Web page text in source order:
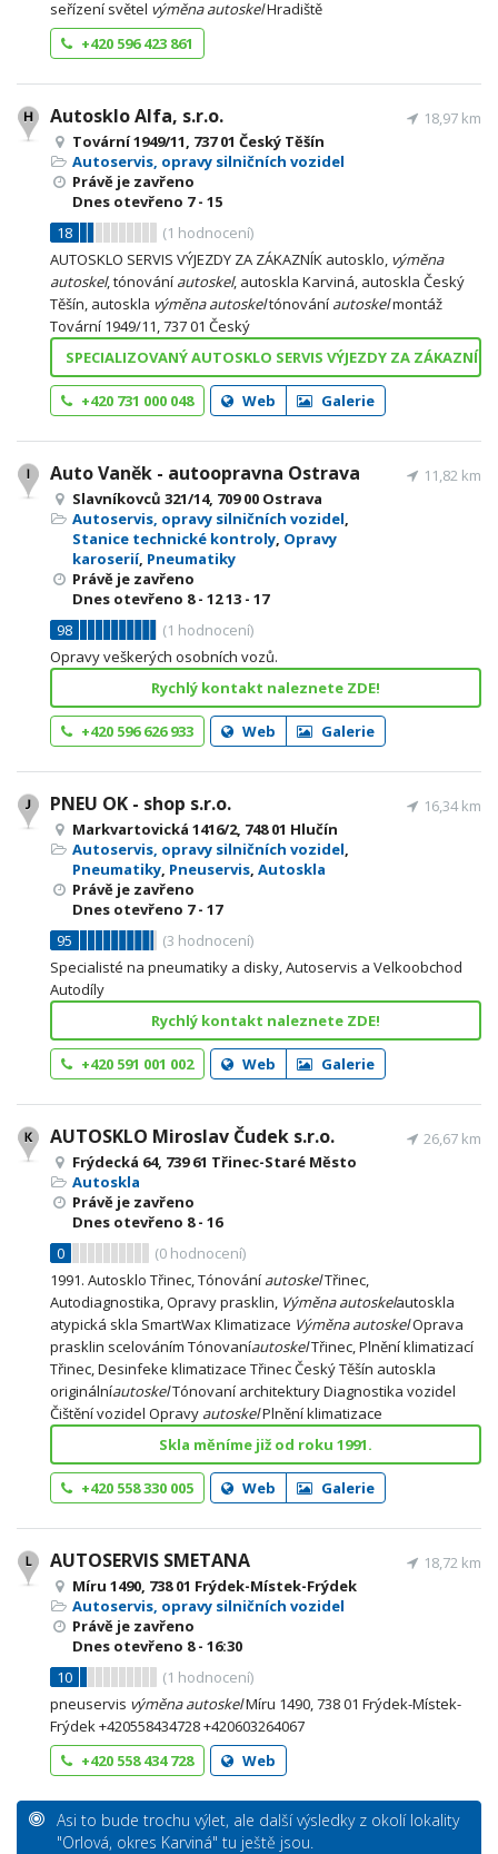
seřízení světel výměna autoskelHradiště
+420 596 423 861
Autosklo Alfa, s.r.o.
Tovární 1949/11, 737 01 Český Těšín
Autoservis, opravy silničních vozidel
Právě je zavřeno
Dnes otevřeno 7 - 15
18
(1 hodnocení)
18,97 km
AUTOSKLO SERVIS VÝJEZDY ZA ZÁKAZNÍK autosklo, výměna
autoskel, tónování autoskel, autoskla Karviná, autoskla Český
Těšín, autoskla výměna autoskeltónování autoskelmontáž
Tovární 1949/11, 737 01 Český
SPECIALIZOVANÝ AUTOSKLO SERVIS VÝJEZDY ZA ZÁKAZNÍK
+420 731 000 048 Web Galerie
Auto Vaněk - autoopravna Ostrava
Slavníkovců 321/14, 709 00 Ostrava
Autoservis, opravy silničních vozidel,
Stanice technické kontroly, Opravy
karoserií, Pneumatiky
Právě je zavřeno
Dnes otevřeno 8 - 1213 - 17
98
(1 hodnocení)
11,82 km
Opravy veškerých osobních vozů.
Rychlý kontakt naleznete ZDE!
+420 596 626 933 Web Galerie
PNEU OK - shop s.r.o.
Markvartovická 1416/2, 748 01 Hlučín
Autoservis, opravy silničních vozidel,
Pneumatiky, Pneuservis, Autoskla
Právě je zavřeno
Dnes otevřeno 7 - 17
95
(3 hodnocení)
16,34 km
Specialisté na pneumatiky a disky, Autoservis a Velkoobchod
Autodíly
Rychlý kontakt naleznete ZDE!
+420 591 001 002 Web Galerie
AUTOSKLO Miroslav Čudek s.r.o.
Frýdecká 64, 739 61 Třinec-Staré Město
Autoskla
Právě je zavřeno
Dnes otevřeno 8 - 16
0
(0 hodnocení)
26,67 km
1991. Autosklo Třinec, Tónování autoskelTřinec,
Autodiagnostika, Opravy prasklin, Výměna autoskelautoskla
atypická skla SmartWax Klimatizace Výměna autoskelOprava
prasklin scelováním TónovaníautoskelTřinec, Plnění klimatizací
Třinec, Desinfeke klimatizace Třinec Český Těšín autoskla
originálníautoskelTónovaní architektury Diagnostika vozidel
Čištění vozidel Opravy autoskelPlnění klimatizace
Skla měníme již od roku 1991.
+420 558 330 005 Web Galerie
AUTOSERVIS SMETANA
Míru 1490, 738 01 Frýdek-Místek-Frýdek
Autoservis, opravy silničních vozidel
Právě je zavřeno
Dnes otevřeno 8 - 16:30
10
(1 hodnocení)
18,72 km
pneuservis výměna autoskelMíru 1490, 738 01 Frýdek-Místek-
Frýdek +420558434728 +420603264067
+420 558 434 728
Web
Asi to bude trochu výlet, ale další výsledky z okolí lokality
"Orlová, okres Karviná" tu ještě jsou.